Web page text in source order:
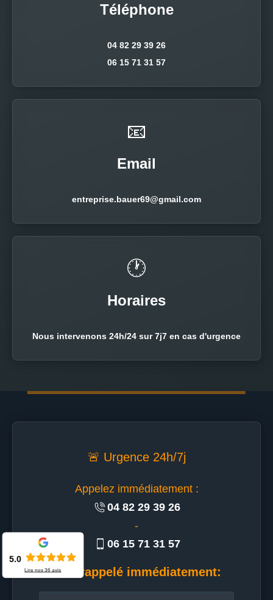
Téléphone
04 82 29 39 26
06 15 71 31 57
📧
Email
entreprise.bauer69@gmail.com
🕐
Horaires
Nous intervenons 24h/24 sur 7j7 en cas d'urgence
🚨 Urgence 24h/7j
Appelez immédiatement :
04 82 29 39 26
-
06 15 71 31 57
Etre rappelé immédiatement:
5.0
Lire nos36 avis